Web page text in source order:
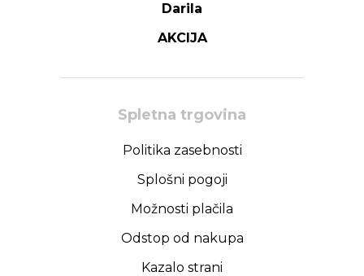
Darila
AKCIJA
Spletna trgovina
Politika zasebnosti
Splošni pogoji
Možnosti plačila
Odstop od nakupa
Kazalo strani